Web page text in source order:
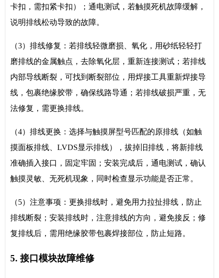
卡扣，需扣紧卡扣）；通电测试，若触摸死机故障缓解，
说明排线松动导致的故障。
（3）排线修复：若排线轻微磨损、氧化，用砂纸轻轻打
磨排线的金属触点，去除氧化层，重新连接测试；若排线
内部导线断裂，可找到断裂部位，用焊接工具重新焊接导
线，包裹绝缘胶带，确保线路导通；若排线破损严重，无
法修复，需更换排线。
（4）排线更换：选择与触摸屏型号匹配的原排线（如触
摸面板排线、LVDS显示排线），拔掉旧排线，将新排线
准确插入接口，固定牢固；安装完成后，通电测试，确认
触摸灵敏、无死机现象，同时检查显示功能是否正常。
（5）注意事项：更换排线时，避免用力拉扯排线，防止
排线断裂；安装排线时，注意排线的方向，避免接反；修
复排线后，需用绝缘胶带包裹焊接部位，防止短路。
5. 接口模块故障维修